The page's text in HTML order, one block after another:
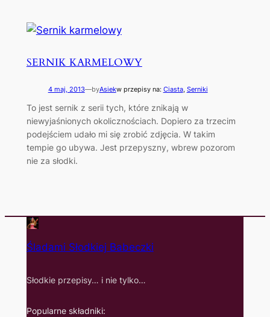
SERNIK KARMELOWY
4 maj, 2013—byAsiekw przepisy na: Ciasta, Serniki
To jest sernik z serii tych, które znikają w
niewyjaśnionych okolicznościach. Dopiero za trzecim
podejściem udało mi się zrobić zdjęcia. W takim
tempie go ubywa. Jest przepyszny, wbrew pozorom
nie za słodki.
Śladami Słodkiej Babeczki
Słodkie przepisy… i nie tylko…
Popularne składniki: